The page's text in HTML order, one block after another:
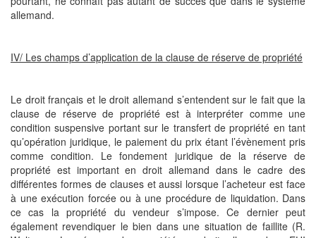
allemand.
IV/ Les champs d’application de la clause de réserve de propriété
Le droit français et le droit allemand s’entendent sur le fait que la
clause de réserve de propriété est à interpréter comme une
condition suspensive portant sur le transfert de propriété en tant
qu’opération juridique, le paiement du prix étant l’évènement pris
comme condition. Le fondement juridique de la réserve de
propriété est important en droit allemand dans le cadre des
différentes formes de clauses et aussi lorsque l’acheteur est face
à une exécution forcée ou à une procédure de liquidation. Dans
ce cas la propriété du vendeur s’impose. Ce dernier peut
également revendiquer le bien dans une situation de faillite (R.